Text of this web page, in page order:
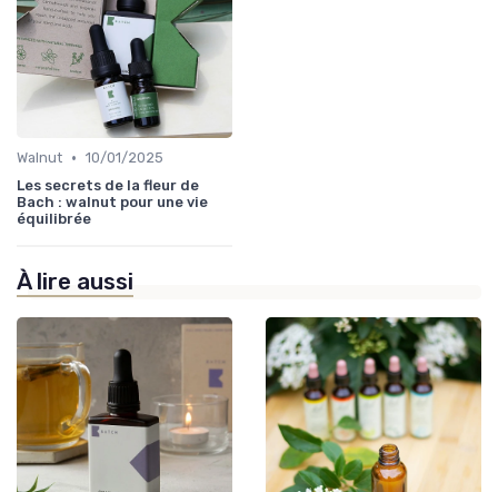
Walnut • 10/01/2025
Les secrets de la fleur de
Bach : walnut pour une vie
équilibrée
À lire aussi